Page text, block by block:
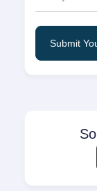
Submit